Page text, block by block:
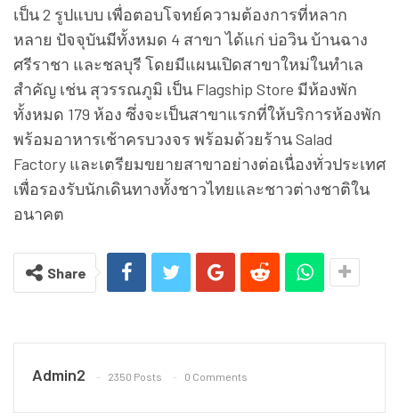
เป็น 2 รูปแบบ เพื่อตอบโจทย์ความต้องการที่หลาก
หลาย ปัจจุบันมีทั้งหมด 4 สาขา ได้แก่ บ่อวิน บ้านฉาง
ศรีราชา และชลบุรี โดยมีแผนเปิดสาขาใหม่ในทำเล
สำคัญ เช่น สุวรรณภูมิ เป็น Flagship Store มีห้องพัก
ทั้งหมด 179 ห้อง ซึ่งจะเป็นสาขาแรกที่ให้บริการห้องพัก
พร้อมอาหารเช้าครบวงจร พร้อมด้วยร้าน Salad
Factory และเตรียมขยายสาขาอย่างต่อเนื่องทั่วประเทศ
เพื่อรองรับนักเดินทางทั้งชาวไทยและชาวต่างชาติใน
อนาคต
Share
Admin2 2350 Posts 0 Comments